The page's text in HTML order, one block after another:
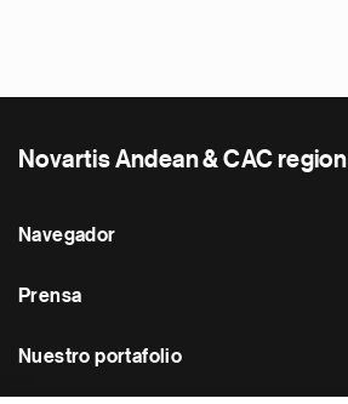
Novartis Andean & CAC region
Navegador
Prensa
Nuestro portafolio